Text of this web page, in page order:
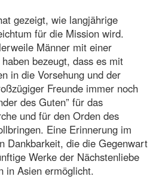
gezeigt, wie langjährige
für die Mission wird.
Männer mit einer
bezeugt, dass es mit
in die Vorsehung und der
Freunde immer noch
des Guten” für das
und für den Orden des
Eine Erinnerung im
Dankbarkeit, die die Gegenwart
Werke der Nächstenliebe
in Asien ermöglicht.